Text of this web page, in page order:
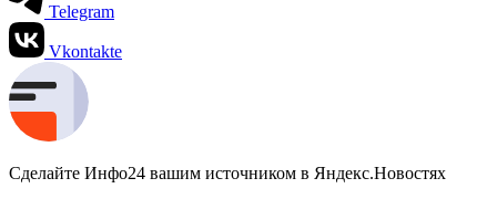
Telegram
Vkontakte
Сделайте Инфо24 вашим источником в Яндекс.Новостях